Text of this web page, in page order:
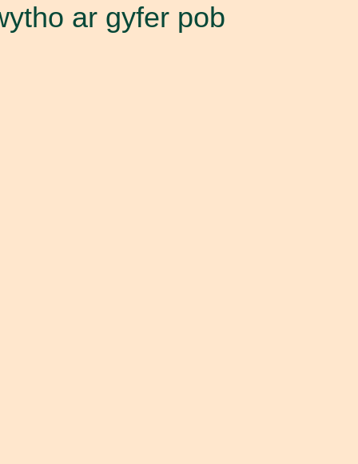
ar gyfer pob